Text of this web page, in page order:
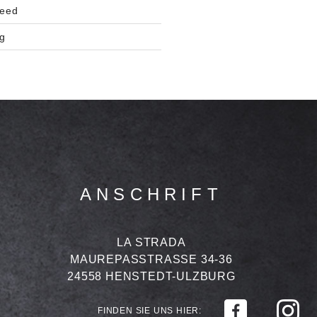
ANSCHRIFT
LA STRADA
MAUREPASSTRASSE 34-36
24558 HENSTEDT-ULZBURG
FINDEN SIE UNS HIER: